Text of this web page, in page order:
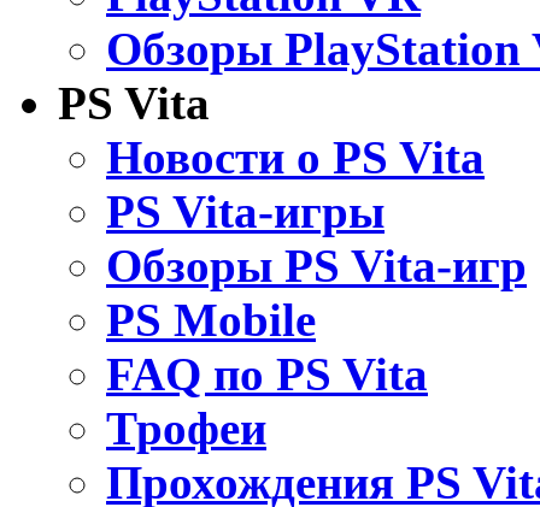
Обзоры PlayStation
PS Vita
Новости о PS Vita
PS Vita-игры
Обзоры PS Vita-игр
PS Mobile
FAQ по PS Vita
Трофеи
Прохождения PS